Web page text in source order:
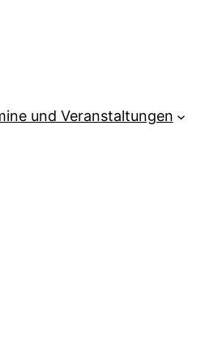
und Veranstaltungen